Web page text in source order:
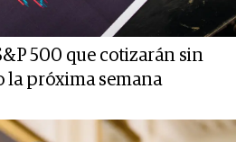
500 que cotizarán sin
la próxima semana